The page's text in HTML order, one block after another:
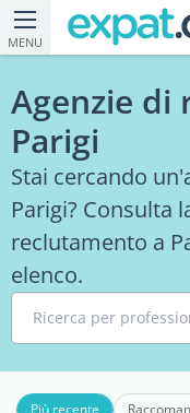
MENU
Agenzie di
Parigi
Stai cercando
Parigi? Consulta
reclutamento a
elenco.
Ricerca per
Più recente